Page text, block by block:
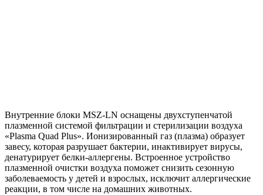
Внутренние блоки MSZ-LN оснащены двухступенчатой
плазменной системой фильтрации и стерилизации воздуха
«Plasma Quad Plus». Ионизированный газ (плазма) образует
завесу, которая разрушает бактерии, инактивирует вирусы,
денатурирует белки-аллергены. Встроенное устройство
плазменной очистки воздуха поможет снизить сезонную
заболеваемость у детей и взрослых, исключит аллергические
реакции, в том числе на домашних животных.